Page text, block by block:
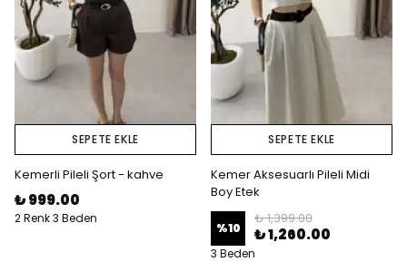
SEPETE EKLE
Kemerli Pileli Şort - kahve
₺ 999.00
2 Renk 3 Beden
SEPETE EKLE
Kemer Aksesuarlı Pileli Midi
Boy Etek
%10
₺ 1,399.00
₺ 1,260.00
3 Beden